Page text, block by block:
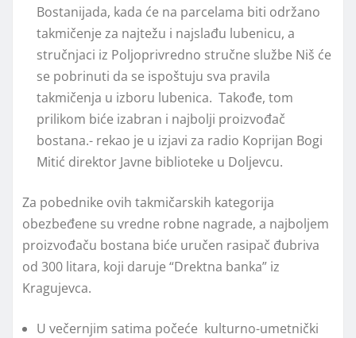
Bostanijada, kada će na parcelama biti održano
takmičenje za najtežu i najslađu lubenicu, a
stručnjaci iz Poljoprivredno stručne službe Niš će
se pobrinuti da se ispoštuju sva pravila
takmičenja u izboru lubenica. Takođe, tom
prilikom biće izabran i najbolji proizvođač
bostana.- rekao je u izjavi za radio Koprijan Bogi
Mitić direktor Javne biblioteke u Doljevcu.
Za pobednike ovih takmičarskih kategorija
obezbeđene su vredne robne nagrade, a najboljem
proizvođaču bostana biće uručen rasipač đubriva
od 300 litara, koji daruje “Drektna banka” iz
Kragujevca.
U večernjim satima počeće kulturno-umetnički